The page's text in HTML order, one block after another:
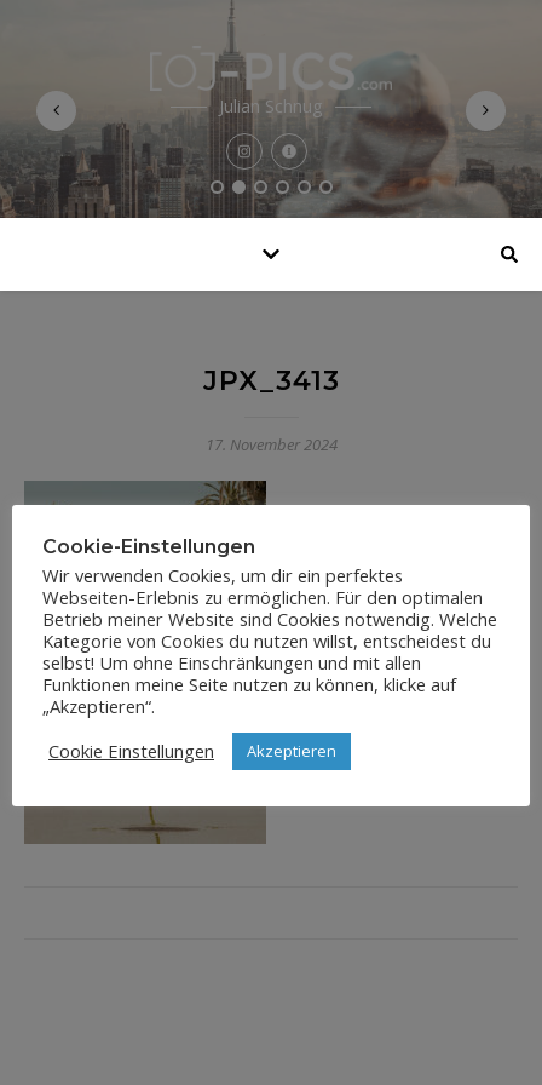
Julian Schnug
JPX_3413
17. November 2024
Cookie-Einstellungen
Wir verwenden Cookies, um dir ein perfektes
Webseiten-Erlebnis zu ermöglichen. Für den optimalen
Betrieb meiner Website sind Cookies notwendig. Welche
Kategorie von Cookies du nutzen willst, entscheidest du
selbst! Um ohne Einschränkungen und mit allen
Funktionen meine Seite nutzen zu können, klicke auf
„Akzeptieren“.
Cookie Einstellungen
Akzeptieren